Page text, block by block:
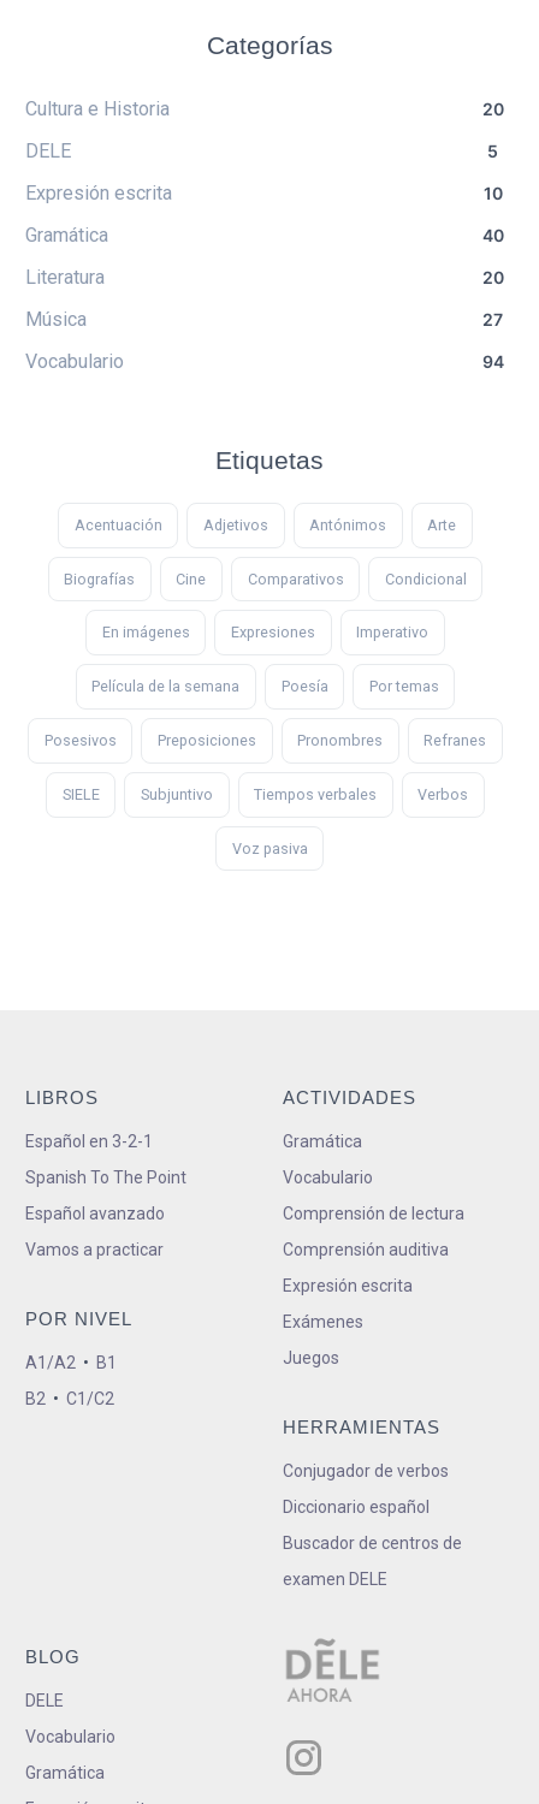
Categorías
Cultura e Historia 20
DELE 5
Expresión escrita 10
Gramática 40
Literatura 20
Música 27
Vocabulario 94
Etiquetas
Acentuación Adjetivos Antónimos Arte
Biografías Cine Comparativos Condicional
En imágenes Expresiones Imperativo
Película de la semana Poesía Por temas
Posesivos Preposiciones Pronombres Refranes
SIELE Subjuntivo Tiempos verbales Verbos
Voz pasiva
LIBROS
Español en 3-2-1
Spanish To The Point
Español avanzado
Vamos a practicar
POR NIVEL
A1/A2 • B1
B2 • C1/C2
ACTIVIDADES
Gramática
Vocabulario
Comprensión de lectura
Comprensión auditiva
Expresión escrita
Exámenes
Juegos
HERRAMIENTAS
Conjugador de verbos
Diccionario español
Buscador de centros de
examen DELE
BLOG
DELE
Vocabulario
Gramática